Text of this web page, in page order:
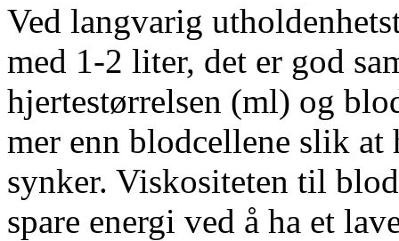
Ved langvarig
med 1-2 liter, det er god
hjertestørrelsen (ml) og
mer enn blodcellene slik
synker. Viskositeten til
spare energi ved å ha et